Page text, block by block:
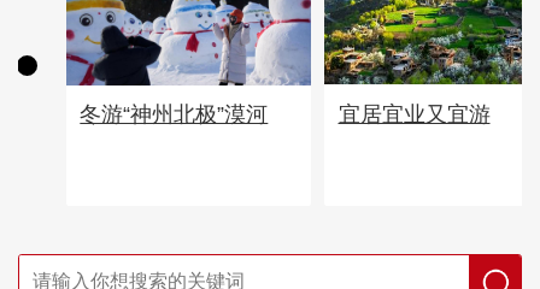
冬游“神州北极”漠河 宜居宜业又宜游